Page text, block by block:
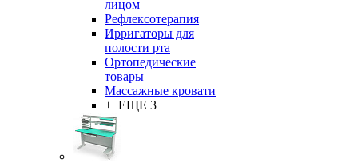
лицом
Рефлексотерапия
Ирригаторы для
полости рта
Ортопедические
товары
Массажные кровати
+ ЕЩЕ 3